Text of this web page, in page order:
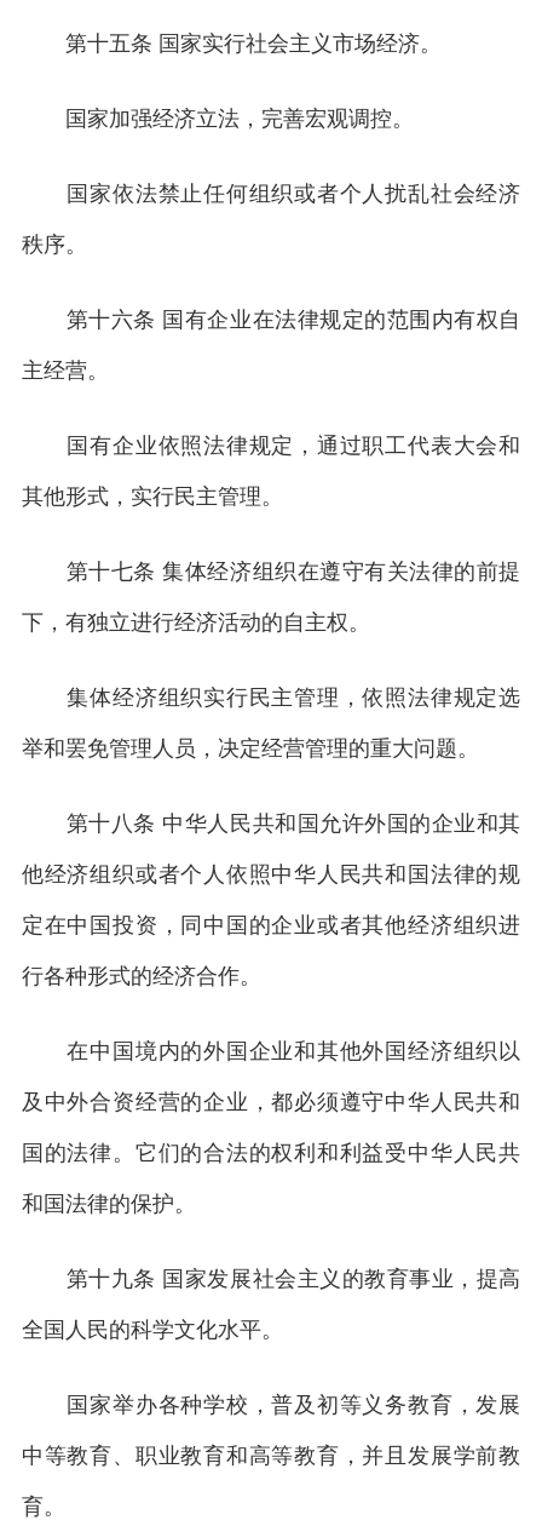
第十五条 国家实行社会主义市场经济。
国家加强经济立法，完善宏观调控。
国家依法禁止任何组织或者个人扰乱社会经济
秩序。
第十六条 国有企业在法律规定的范围内有权自
主经营。
国有企业依照法律规定，通过职工代表大会和
其他形式，实行民主管理。
第十七条 集体经济组织在遵守有关法律的前提
下，有独立进行经济活动的自主权。
集体经济组织实行民主管理，依照法律规定选
举和罢免管理人员，决定经营管理的重大问题。
第十八条 中华人民共和国允许外国的企业和其
他经济组织或者个人依照中华人民共和国法律的规
定在中国投资，同中国的企业或者其他经济组织进
行各种形式的经济合作。
在中国境内的外国企业和其他外国经济组织以
及中外合资经营的企业，都必须遵守中华人民共和
国的法律。它们的合法的权利和利益受中华人民共
和国法律的保护。
第十九条 国家发展社会主义的教育事业，提高
全国人民的科学文化水平。
国家举办各种学校，普及初等义务教育，发展
中等教育、职业教育和高等教育，并且发展学前教
育。